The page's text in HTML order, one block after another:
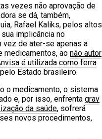
vezes não aprovação de
se dá, também,
Rafael Kaliks, pelos altos
implicância no
vez de ater-se apenas a
medicamentos, ao não autor
é utilizada como ferra
pelo Estado brasileiro.
o medicamento, o sistema
e, por isso, enfrenta grav
da saúde, sofrerá
novos procedimentos,